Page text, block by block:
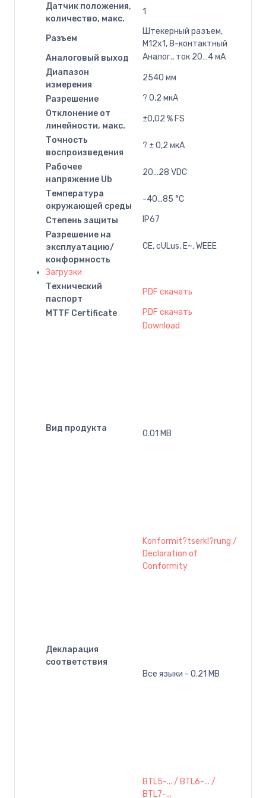
Датчик положения,
количество, макс.
1
Разъем
Штекерный разъем,
M12x1, 8-контактный
Аналоговый выход
Аналог., ток 20…4 мA
Диапазон
измерения
2540 мм
Разрешение
? 0,2 мкА
Отклонение от
линейности, макс.
±0,02 % FS
Точность
воспроизведения
? ± 0,2 мкA
Рабочее
напряжение Ub
20...28 VDC
Температура
окружающей среды
-40...85 °C
Степень защиты
IP67
Разрешение на
эксплуатацию/
конформность
CE, cULus, E~, WEEE
Загрузки
Технический
паспорт
PDF скачать
MTTF Certificate PDF скачать
Вид продукта
Download
0.01 MB
Декларация
соответствия
Konformit?tserkl?rung /
Declaration of
Conformity
Все языки - 0.21 MB
BTL5-... / BTL6-... /
BTL7-...